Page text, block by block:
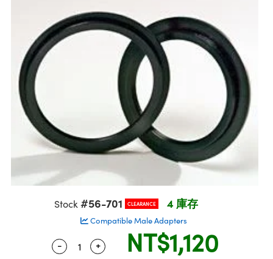
| 繞射光柵
| 光學組装
Components | SCHOTT 光
| 紅外線光學產品
| 光纖
| 雷射光學
| 超快光學
Sputtering) Coated Optics |
鍍）鍍膜光學元件
Shaping | 雷射光束整形
| 雷射分光鏡
| 雷射顯微鏡
Isolators | 晶體和隔離器
| 雷射偏光片
| 雷射稜鏡
and Slides | 平臺和滑塊
| 光圈類
Objectives | 有限共軛物鏡
| 反射物鏡
Objectives
Cameras
Lighting |顯微鏡照明
Lenses | 變焦鏡頭模組
Targets | 顯微鏡標靶
| 雷射配件
| 實驗室和生產線
Lenses for Harsh Environments
and Advanced
| 影視製作和高級攝影
Accessories | 成像鏡頭配件
Cameras | Allied Vision 相機
| Basler 相機
Cameras | IDS 相機
Labs Cameras™ | Lucid Vision
| Pixelink 相機
| 光譜儀
and Roughness Standards | 表
糙度標準
Tools | 量測工具
Components | 主動光學元件
and Detection
Accessories | UV固化設備
室套件
| 雷射防護
Production
Microscopy
Processing
Tomography
Development Systems
Optical Company
and Detection
Production
| 清倉照明
Targets
and Detection
and Production | 清倉實驗室
| 重新認證相機
| 重新認證照明
Targets
and Detection
and Production | 重新認證實
Stock #56-701 CLEARANCE 4 庫存
Compatible Male Adapters
Quantity Selector
- Use the plus and minus buttons to
+ NT$1,120